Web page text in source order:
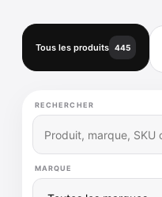
Tous les produits 445
RECHERCHER
MARQUE